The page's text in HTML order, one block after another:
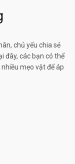
chủ yếu chia sẻ
đây, các bạn có thể
mẹo vặt để áp